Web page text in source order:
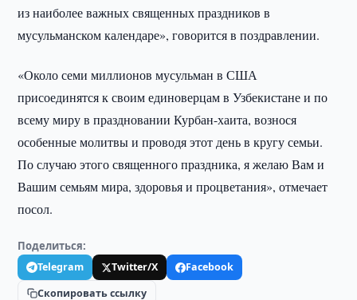
из наиболее важных священных праздников в
мусульманском календаре», говорится в поздравлении.
«Около семи миллионов мусульман в США
присоединятся к своим единоверцам в Узбекистане и по
всему миру в праздновании Курбан-хаита, вознося
особенные молитвы и проводя этот день в кругу семьи.
По случаю этого священного праздника, я желаю Вам и
Вашим семьям мира, здоровья и процветания», отмечает
посол.
Поделиться:
Telegram Twitter/X
Facebook
Скопировать ссылку